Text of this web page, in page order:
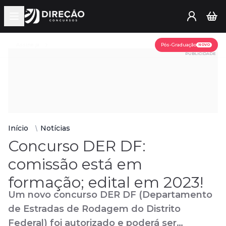
Open main menu
Pós-Graduação NOVO
PUBLICIDADE
Início Notícias
Concurso DER DF:
comissão está em
formação; edital em 2023!
Um novo concurso DER DF (Departamento
de Estradas de Rodagem do Distrito
Federal) foi autorizado e poderá ser